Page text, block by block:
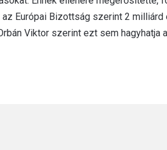
Európai Bizottság szerint 2 milliárd
Viktor szerint ezt sem hagyhatja